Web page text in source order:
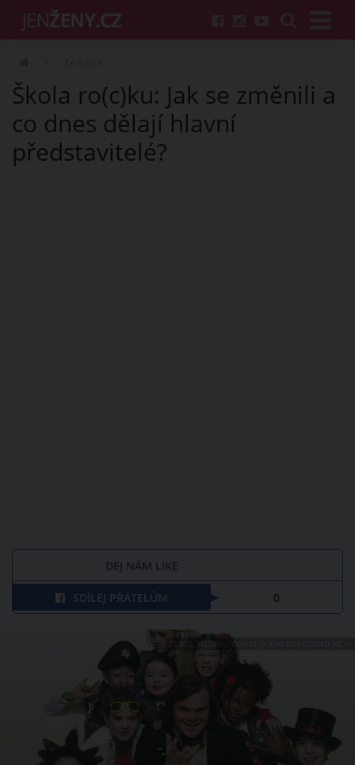
Škola ro(c)ku: Jak se změnili a
co dnes dělají hlavní
představitelé?
DEJ NÁM LIKE
SDÍLEJ PŘÁTELŮM 0
ZDROJ: HTTPS://CONSEQUENCEOFSOUND.NET/